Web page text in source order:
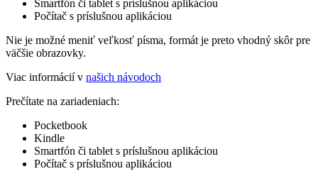
Smartfón či tablet s príslušnou aplikáciou
Počítač s príslušnou aplikáciou
Nie je možné meniť veľkosť písma, formát je preto vhodný skôr pre
väčšie obrazovky.
Viac informácií v našich návodoch
Prečítate na zariadeniach:
Pocketbook
Kindle
Smartfón či tablet s príslušnou aplikáciou
Počítač s príslušnou aplikáciou